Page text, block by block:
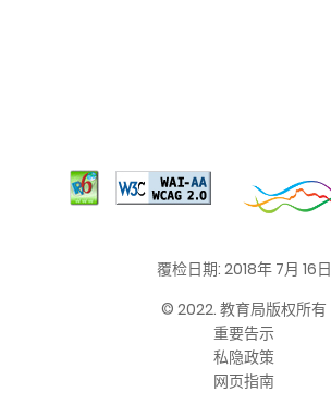
覆检日期: 2018年 7月 16日
© 2022. 教育局版权所有
重要告示
私隐政策
网页指南